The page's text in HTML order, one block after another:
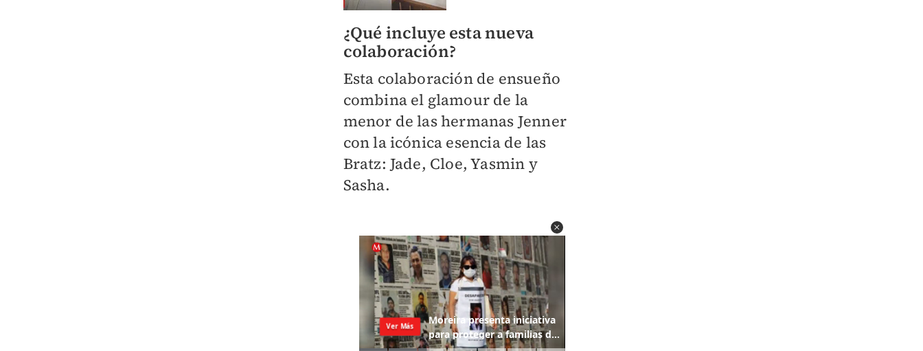
¿Qué incluye esta nueva
colaboración?
Esta colaboración de ensueño
combina el glamour de la
menor de las hermanas Jenner
con la icónica esencia de las
Bratz: Jade, Cloe, Yasmin y
Sasha.